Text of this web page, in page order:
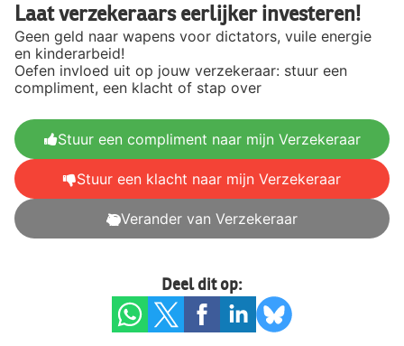
Laat verzekeraars eerlijker investeren!
Geen geld naar wapens voor dictators, vuile energie
en kinderarbeid!
Oefen invloed uit op jouw verzekeraar: stuur een
compliment, een klacht of stap over
Stuur een compliment naar mijn Verzekeraar
Stuur een klacht naar mijn Verzekeraar
Verander van Verzekeraar
Deel dit op: